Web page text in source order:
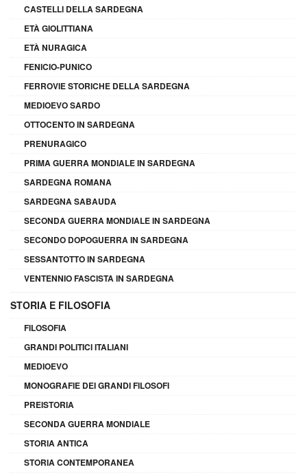
CASTELLI DELLA SARDEGNA
ETÀ GIOLITTIANA
ETÀ NURAGICA
FENICIO-PUNICO
FERROVIE STORICHE DELLA SARDEGNA
MEDIOEVO SARDO
OTTOCENTO IN SARDEGNA
PRENURAGICO
PRIMA GUERRA MONDIALE IN SARDEGNA
SARDEGNA ROMANA
SARDEGNA SABAUDA
SECONDA GUERRA MONDIALE IN SARDEGNA
SECONDO DOPOGUERRA IN SARDEGNA
SESSANTOTTO IN SARDEGNA
VENTENNIO FASCISTA IN SARDEGNA
STORIA E FILOSOFIA
FILOSOFIA
GRANDI POLITICI ITALIANI
MEDIOEVO
MONOGRAFIE DEI GRANDI FILOSOFI
PREISTORIA
SECONDA GUERRA MONDIALE
STORIA ANTICA
STORIA CONTEMPORANEA